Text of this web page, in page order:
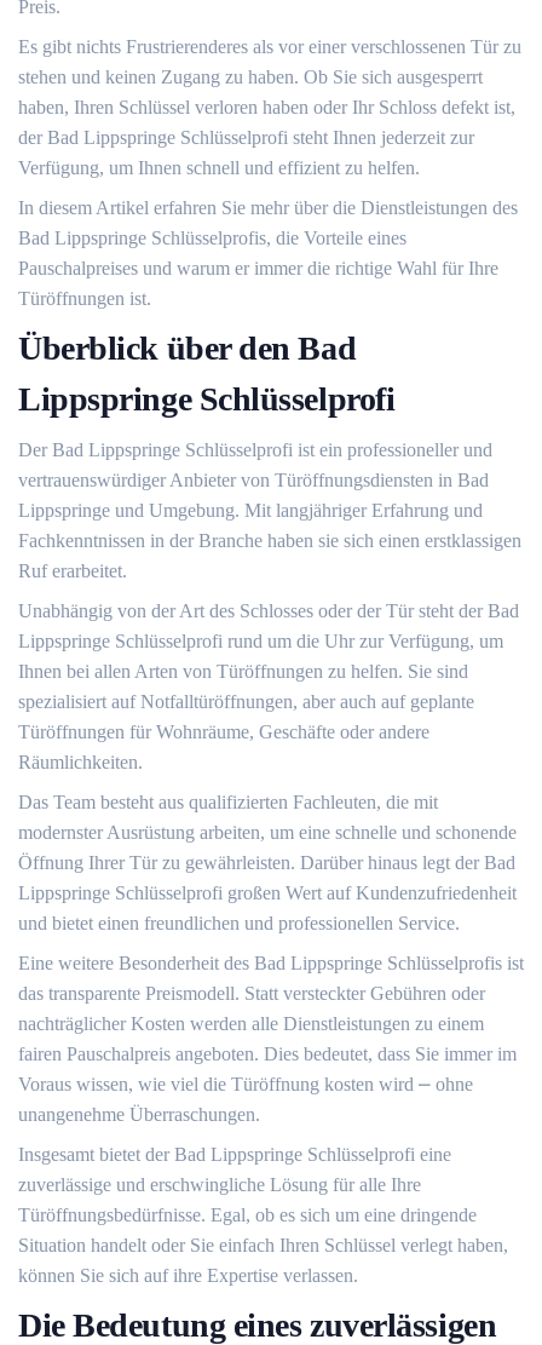
Preis.​
Es gibt nichts Frustrierenderes als vor einer verschlossenen Tür zu
stehen und keinen Zugang zu haben.​ Ob Sie sich ausgesperrt
haben, Ihren Schlüssel verloren haben oder Ihr Schloss defekt ist,
der Bad Lippspringe Schlüsselprofi steht Ihnen jederzeit zur
Verfügung, um Ihnen schnell und effizient zu helfen.
In diesem Artikel erfahren Sie mehr über die Dienstleistungen des
Bad Lippspringe Schlüsselprofis, die Vorteile eines
Pauschalpreises und warum er immer die richtige Wahl für Ihre
Türöffnungen ist.​
Überblick über den Bad
Lippspringe Schlüsselprofi
Der Bad Lippspringe Schlüsselprofi ist ein professioneller und
vertrauenswürdiger Anbieter von Türöffnungsdiensten in Bad
Lippspringe und Umgebung.​ Mit langjähriger Erfahrung und
Fachkenntnissen in der Branche haben sie sich einen erstklassigen
Ruf erarbeitet.​
Unabhängig von der Art des Schlosses oder der Tür steht der Bad
Lippspringe Schlüsselprofi rund um die Uhr zur Verfügung, um
Ihnen bei allen Arten von Türöffnungen zu helfen.​ Sie sind
spezialisiert auf Notfalltüröffnungen, aber auch auf geplante
Türöffnungen für Wohnräume, Geschäfte oder andere
Räumlichkeiten.​
Das Team besteht aus qualifizierten Fachleuten, die mit
modernster Ausrüstung arbeiten, um eine schnelle und schonende
Öffnung Ihrer Tür zu gewährleisten.​ Darüber hinaus legt der Bad
Lippspringe Schlüsselprofi großen Wert auf Kundenzufriedenheit
und bietet einen freundlichen und professionellen Service.​
Eine weitere Besonderheit des Bad Lippspringe Schlüsselprofis ist
das transparente Preismodell.​ Statt versteckter Gebühren oder
nachträglicher Kosten werden alle Dienstleistungen zu einem
fairen Pauschalpreis angeboten.​ Dies bedeutet, dass Sie immer im
Voraus wissen, wie viel die Türöffnung kosten wird ⎼ ohne
unangenehme Überraschungen.​
Insgesamt bietet der Bad Lippspringe Schlüsselprofi eine
zuverlässige und erschwingliche Lösung für alle Ihre
Türöffnungsbedürfnisse.​ Egal, ob es sich um eine dringende
Situation handelt oder Sie einfach Ihren Schlüssel verlegt haben,
können Sie sich auf ihre Expertise verlassen.
Die Bedeutung eines zuverlässigen